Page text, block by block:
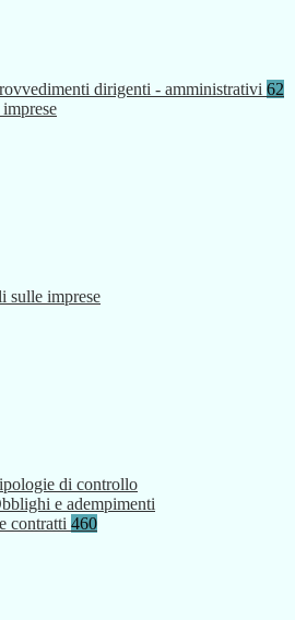
dirigenti - amministrativi 62
sulle imprese
di controllo
e adempimenti
contratti 460